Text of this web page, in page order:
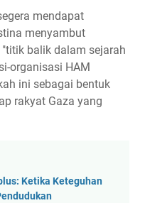
mendapat
menyambut
balik dalam sejarah
organisasi HAM
ini sebagai bentuk
rakyat Gaza yang
Ketika Keteguhan